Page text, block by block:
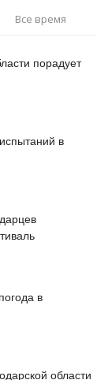
Все время
порадует
в
в
области